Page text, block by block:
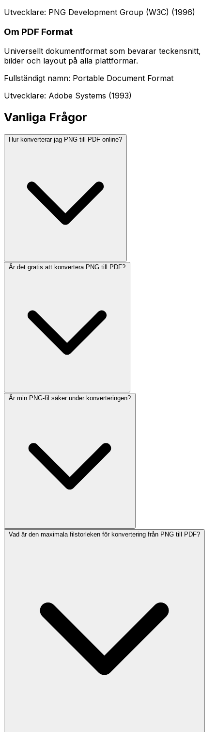
Utvecklare: PNG Development Group (W3C) (1996)
Om PDF Format
Universellt dokumentformat som bevarar teckensnitt,
bilder och layout på alla plattformar.
Fullständigt namn: Portable Document Format
Utvecklare: Adobe Systems (1993)
Vanliga Frågor
Hur konverterar jag PNG till PDF online?
Är det gratis att konvertera PNG till PDF?
Är min PNG-fil säker under konverteringen?
Vad är den maximala filstorleken för konvertering från PNG till PDF?